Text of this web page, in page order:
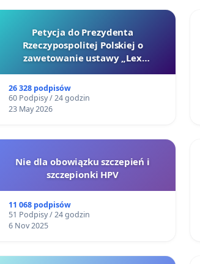
Petycja do Prezydenta
Rzeczypospolitej Polskiej o
zawetowanie ustawy „Lex
26 328 podpisów
60 Podpisy / 24 godzin
23 May 2026
Nie dla obowiązku szczepień i
szczepionki HPV
11 068 podpisów
51 Podpisy / 24 godzin
6 Nov 2025